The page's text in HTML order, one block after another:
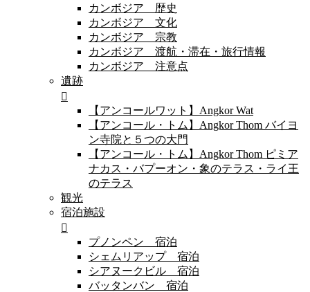
カンボジア 歴史
カンボジア 文化
カンボジア 宗教
カンボジア 渡航・滞在・旅行情報
カンボジア 注意点
遺跡
【アンコールワット】Angkor Wat
【アンコール・トム】Angkor Thom バイヨ
ン寺院と５つの大門
【アンコール・トム】Angkor Thom ピミア
ナカス・バプーオン・象のテラス・ライ王
のテラス
観光
宿泊施設
プノンペン 宿泊
シェムリアップ 宿泊
シアヌークビル 宿泊
バッタンバン 宿泊